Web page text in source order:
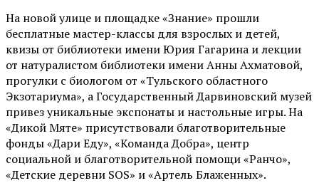
На новой улице и площадке «Знание» прошли
бесплатные мастер-классы для взрослых и детей,
квизы от библиотеки имени Юрия Гагарина и лекции
от натуралистом библиотеки имени Анны Ахматовой,
прогулки с биологом от «Тульского областного
Экзотариума», а Государственный Дарвиновский музей
привез уникальные экспонаты и настольные игры. На
«Дикой Мяте» присутствовали благотворительные
фонды «Дари Еду», «Команда Добра», центр
социальной и благотворительной помощи «Ранчо»,
«Детские деревни SOS» и «Артель Блаженных».